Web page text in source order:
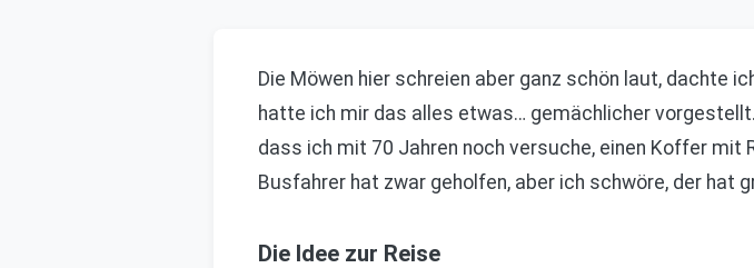
Die Möwen hier schreien aber ganz schön laut, dachte
hatte ich mir das alles etwas… gemächlicher
dass ich mit 70 Jahren noch versuche, einen Koffer
Busfahrer hat zwar geholfen, aber ich schwöre, der hat
Die Idee zur Reise